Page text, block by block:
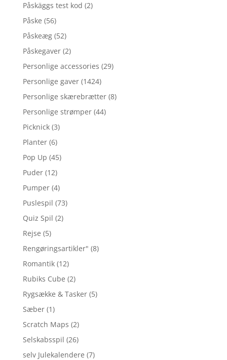
Påskäggs test kod (2)
Påske (56)
Påskeæg (52)
Påskegaver (2)
Personlige accessories (29)
Personlige gaver (1424)
Personlige skærebrætter (8)
Personlige strømper (44)
Picknick (3)
Planter (6)
Pop Up (45)
Puder (12)
Pumper (4)
Puslespil (73)
Quiz Spil (2)
Rejse (5)
Rengøringsartikler" (8)
Romantik (12)
Rubiks Cube (2)
Rygsække & Tasker (5)
Sæber (1)
Scratch Maps (2)
Selskabsspil (26)
selv Julekalendere (7)